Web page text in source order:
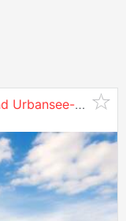
Panoramablick.